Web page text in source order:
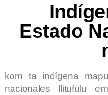
Estado
kom ta indígena
nacionales llitufulu